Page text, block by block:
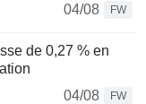
04/08
FW
de 0,27 % en
04/08
FW